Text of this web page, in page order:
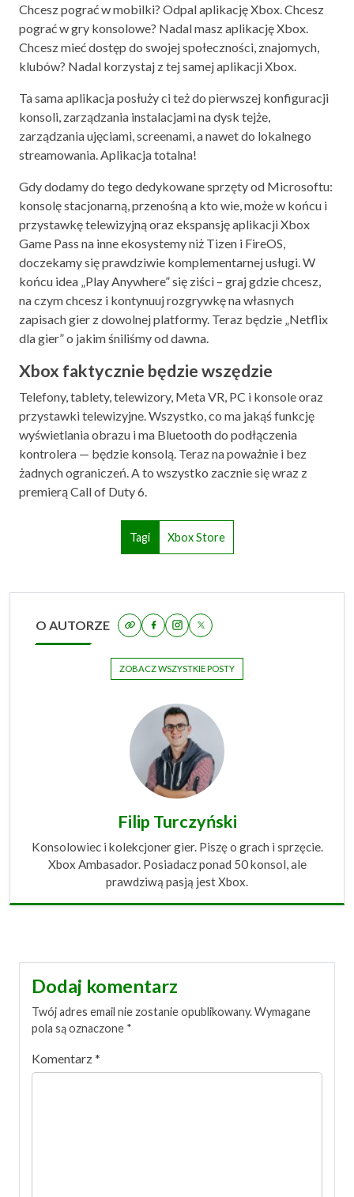
Chcesz pograć w mobilki? Odpal aplikację Xbox. Chcesz
pograć w gry konsolowe? Nadal masz aplikację Xbox.
Chcesz mieć dostęp do swojej społeczności, znajomych,
klubów? Nadal korzystaj z tej samej aplikacji Xbox.
Ta sama aplikacja posłuży ci też do pierwszej konfiguracji
konsoli, zarządzania instalacjami na dysk tejże,
zarządzania ujęciami, screenami, a nawet do lokalnego
streamowania. Aplikacja totalna!
Gdy dodamy do tego dedykowane sprzęty od Microsoftu:
konsolę stacjonarną, przenośną a kto wie, może w końcu i
przystawkę telewizyjną oraz ekspansję aplikacji Xbox
Game Pass na inne ekosystemy niż Tizen i FireOS,
doczekamy się prawdziwie komplementarnej usługi. W
końcu idea „Play Anywhere” się ziści – graj gdzie chcesz,
na czym chcesz i kontynuuj rozgrywkę na własnych
zapisach gier z dowolnej platformy. Teraz będzie „Netflix
dla gier” o jakim śniliśmy od dawna.
Xbox faktycznie będzie wszędzie
Telefony, tablety, telewizory, Meta VR, PC i konsole oraz
przystawki telewizyjne. Wszystko, co ma jakąś funkcję
wyświetlania obrazu i ma Bluetooth do podłączenia
kontrolera — będzie konsolą. Teraz na poważnie i bez
żadnych ograniczeń. A to wszystko zacznie się wraz z
premierą Call of Duty 6.
Tagi Xbox Store
O AUTORZE
ZOBACZ WSZYSTKIE POSTY
Filip Turczyński
Konsolowiec i kolekcjoner gier. Piszę o grach i sprzęcie.
Xbox Ambasador. Posiadacz ponad 50 konsol, ale
prawdziwą pasją jest Xbox.
Dodaj komentarz
Twój adres email nie zostanie opublikowany.Wymagane
pola są oznaczone *
Komentarz*